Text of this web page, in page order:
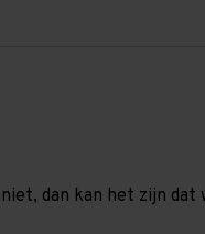
dan kan het zijn